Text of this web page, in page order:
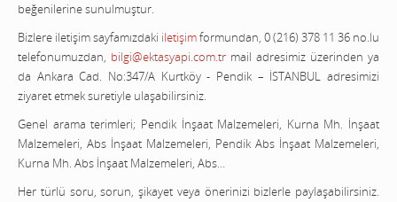
beğenilerine sunulmuştur.
Bizlere iletişim sayfamızdaki iletişimformundan, 0 (216) 378 11 36 no.lu
telefonumuzdan, bilgi@ektasyapi.com.tr mail adresimiz üzerinden ya
da Ankara Cad. No:347/A Kurtköy - Pendik – İSTANBUL adresimizi
ziyaret etmek suretiyle ulaşabilirsiniz.
Genel arama terimleri; Pendik İnşaat Malzemeleri, Kurna Mh. İnşaat
Malzemeleri, Abs İnşaat Malzemeleri, Pendik Abs İnşaat Malzemeleri,
Kurna Mh. Abs İnşaat Malzemeleri, Abs…
Her türlü soru, sorun, şikayet veya önerinizi bizlerle paylaşabilirsiniz.